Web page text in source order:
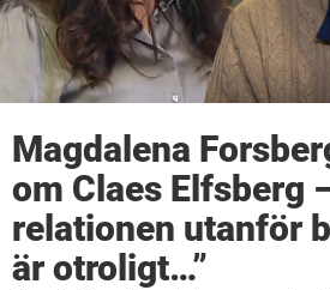
Magdalena
om Claes Elfsberg
relationen utanför
är otroligt…”